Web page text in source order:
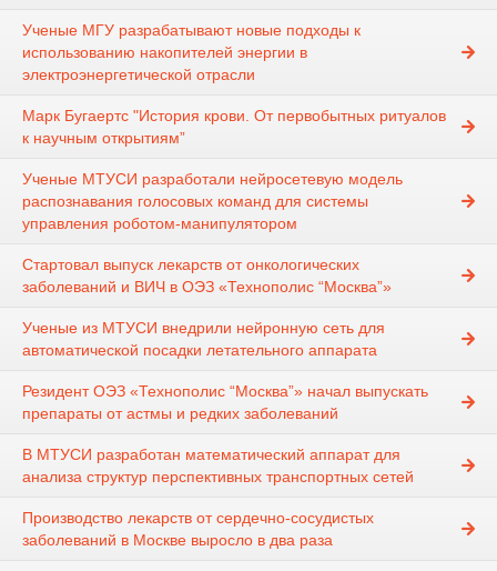
Ученые МГУ разрабатывают новые подходы к
использованию накопителей энергии в
электроэнергетической отрасли
Марк Бугаертс "История крови. От первобытных ритуалов
к научным открытиям”
Ученые МТУСИ разработали нейросетевую модель
распознавания голосовых команд для системы
управления роботом-манипулятором
Стартовал выпуск лекарств от онкологических
заболеваний и ВИЧ в ОЭЗ «Технополис “Москва”»
Ученые из МТУСИ внедрили нейронную сеть для
автоматической посадки летательного аппарата
Резидент ОЭЗ «Технополис “Москва”» начал выпускать
препараты от астмы и редких заболеваний
В МТУСИ разработан математический аппарат для
анализа структур перспективных транспортных сетей
Производство лекарств от сердечно-сосудистых
заболеваний в Москве выросло в два раза